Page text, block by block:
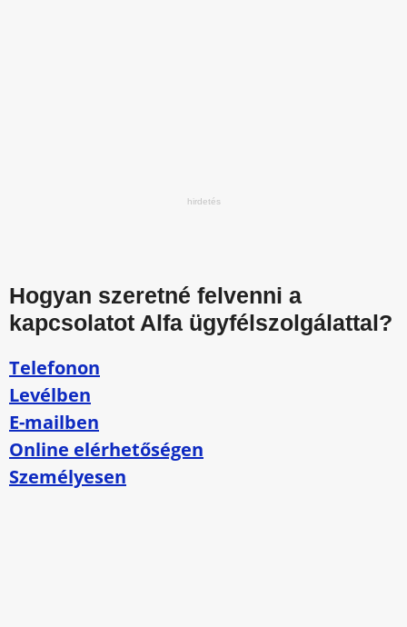
Hogyan szeretné felvenni a
kapcsolatot Alfa ügyfélszolgálattal?
Telefonon
Levélben
E-mailben
Online elérhetőségen
Személyesen